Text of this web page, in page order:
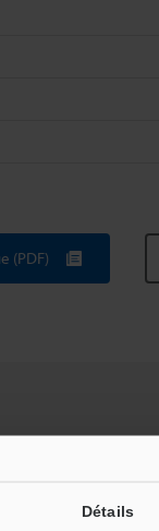
Détails
(PDF)
le catalogue